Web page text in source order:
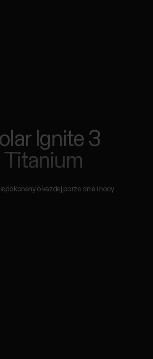
Ignite 3
Titanium
o każdej porze dnia i nocy.